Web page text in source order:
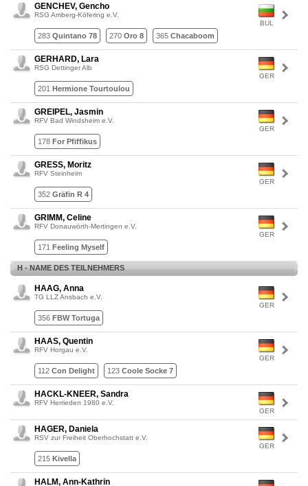
BUL
GENCHEV, Gencho
RSG Amberg-Köfering e.V.
283 Quintano 78 270 Oro 8 365 Chacaboom
GER
GERHARD, Lara
RSG Dettinger Alb
201 Hermione Tourtoulou
GER
GREIPEL, Jasmin
RFV Bad Windsheim e.V.
178 For Pfiffikus
GER
GRESS, Moritz
RFV Steinheim
352 Gräfin R 4
GER
GRIMM, Celine
RFV Donauwörth-Mertingen e.V.
171 Feeling Myself
H - NAME DES TEILNEHMERS
GER
HAAG, Anna
TG LLZ Ansbach e.V.
356 FBW Tortuga
GER
HAAS, Quentin
RFV Horgau e.V.
112 Con Delight 123 Coole Socke 7
GER
HACKL-KNEER, Sandra
RFV Herrieden 1980 e.V.
GER
HAGER, Daniela
RSV zur Freiheit Oberhochstatt e.V.
215 Kivella
HALM, Ann-Kathrin